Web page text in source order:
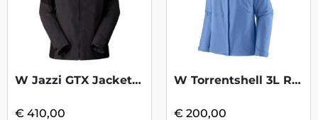
W Jazzi GTX Jacket - Anthracite
€ 410,00
W Torrentshell 3L Rain Jkt - Abundant Bl
€ 200,00